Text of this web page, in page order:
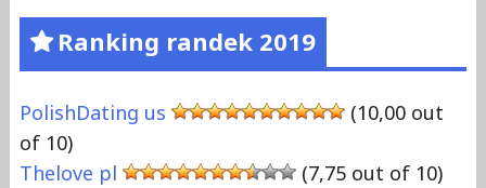
Ranking randek 2019
PolishDating us
(10,00 out
of 10)
Thelove pl
(7,75 out of 10)